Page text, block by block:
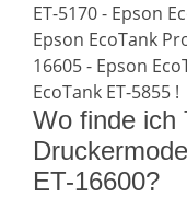
ET-5170 - Epson
Epson EcoTank
16605 - Epson
EcoTank ET-5855 !
Wo finde ich
ET-16600?